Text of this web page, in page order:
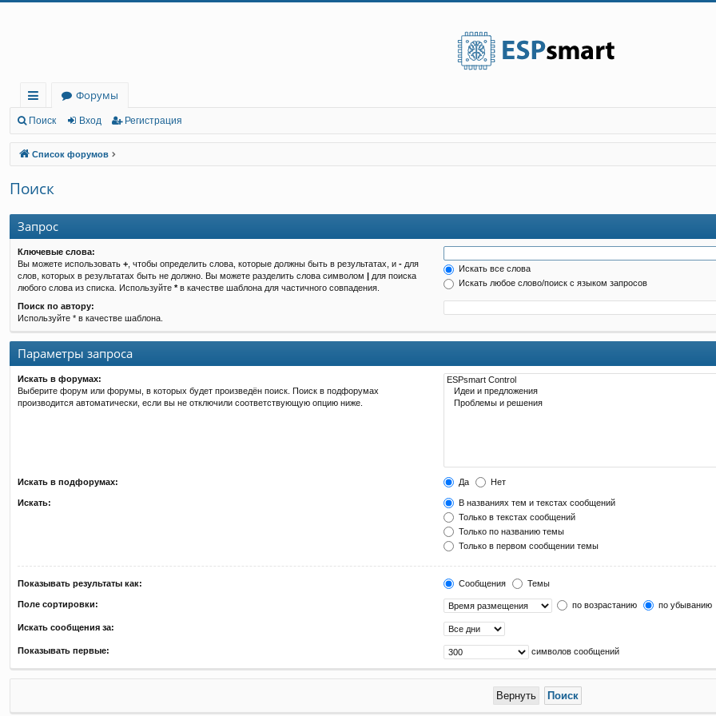
с
ы
лк
и
Форумы
Поиск Вход Регистрация
Список форумов
Поиск
Запрос
Ключевые слова:
Вы можете использовать + , чтобы определить слова, которые должны быть в результатах, и - для
слов, которых в результатах быть не должно. Вы можете разделить слова символом | для поиска
любого слова из списка. Используйте *в качестве шаблона для частичного совпадения.
Искать все слова
Искать любое слово/поиск с языком запросов
Поиск по автору:
Используйте * в качестве шаблона.
Параметры запроса
Искать в форумах:
Выберите форум или форумы, в которых будет произведён поиск. Поиск в подфорумах
производится автоматически, если вы не отключили соответствующую опцию ниже.
Искать в подфорумах: Да Нет
Искать:
В названиях тем и текстах сообщений
Только в текстах сообщений
Только по названию темы
Только в первом сообщении темы
Показывать результаты как: Сообщения Темы
Поле сортировки: по возрастанию по убыванию
Искать сообщения за:
Показывать первые: символов сообщений